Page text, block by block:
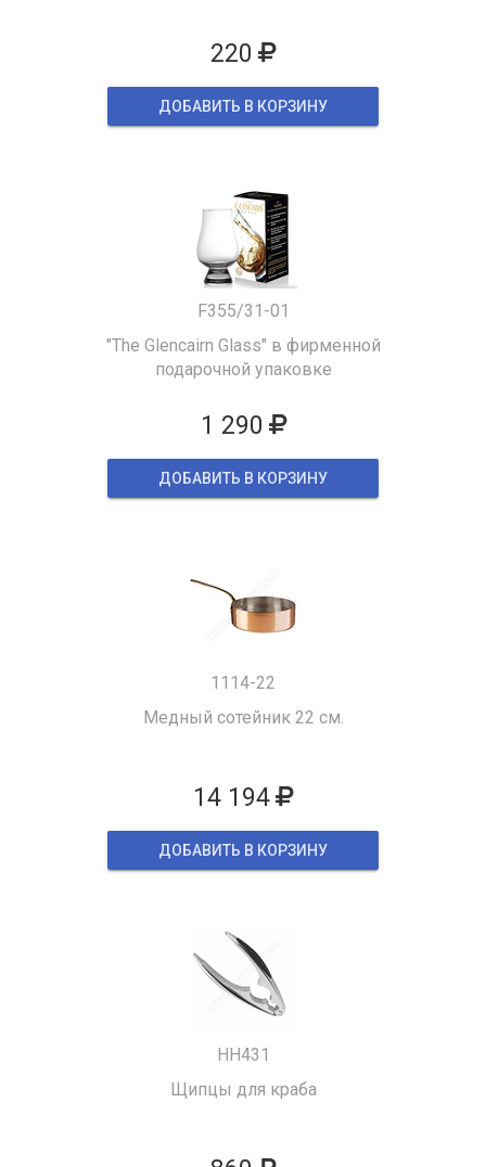
220
ДОБАВИТЬ В КОРЗИНУ
F355/31-01
"The Glencairn Glass" в фирменной
подарочной упаковке
1 290
ДОБАВИТЬ В КОРЗИНУ
1114-22
Медный сотейник 22 см.
14 194
ДОБАВИТЬ В КОРЗИНУ
HH431
Щипцы для краба